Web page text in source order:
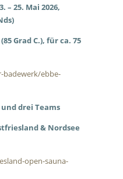
– 25. Mai 2026,
Grad C.), für ca. 75
badewerk/ebbe-
drei Teams
& Nordsee
open-sauna-